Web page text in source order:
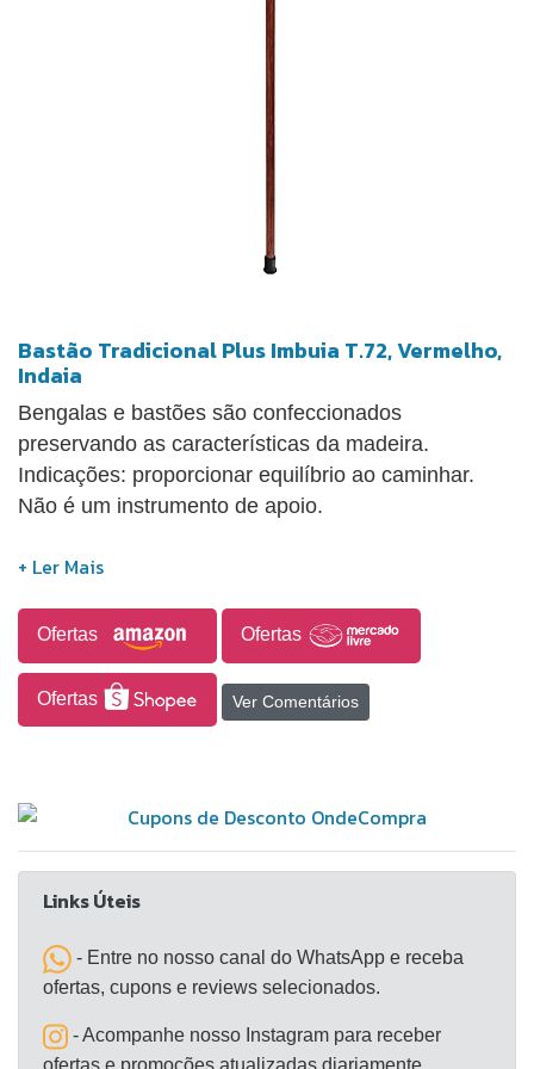
Bastão Tradicional Plus Imbuia T.72, Vermelho,
Indaia
Bengalas e bastões são confeccionados
preservando as características da madeira.
Indicações: proporcionar equilíbrio ao caminhar.
Não é um instrumento de apoio.
Ofertas Ofertas
Ofertas Ver Comentários
Links Úteis
- Entre no nosso canal do WhatsApp e receba
ofertas, cupons e reviews selecionados.
- Acompanhe nosso Instagram para receber
ofertas e promoções atualizadas diariamente.